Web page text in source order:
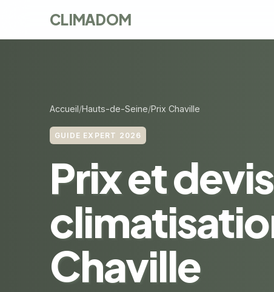
CLIMADOM
Accueil Hauts-de-Seine Prix Chaville
GUIDE EXPERT 2026
Prix et devis
Chaville